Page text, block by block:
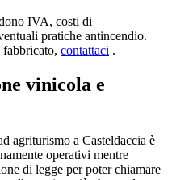
IVA, costi di
pratiche antincendio.
contattaci .
vinicola e
agriturismo a Casteldaccia è
operativi mentre
di legge per poter chiamare